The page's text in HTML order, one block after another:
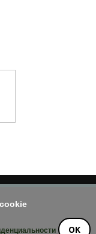
OK
активной и